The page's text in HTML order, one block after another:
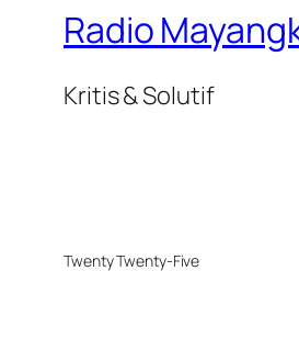
Radio
Kritis & Solutif
Twenty Twenty-Five